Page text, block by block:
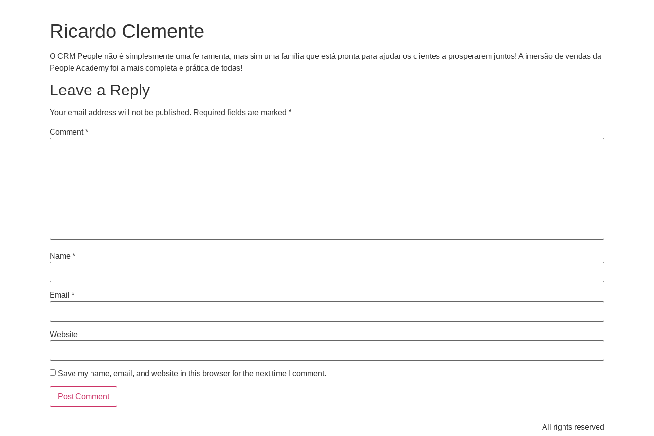
Ricardo Clemente
O CRM People não é simplesmente uma ferramenta, mas sim uma família que está pronta para ajudar os clientes a prosperarem juntos! A imersão de vendas da
People Academy foi a mais completa e prática de todas!
Leave a Reply
Your email address will not be published. Required fields are marked *
Comment*
Name *
Email *
Website
Save my name, email, and website in this browser for the next time I comment.
All rights reserved